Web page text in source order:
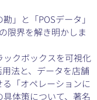
」と「POSデータ」
限界を解き明かしま
ックボックスを可視化
法と、データを店舗
「オペレーションに
体策について、著名